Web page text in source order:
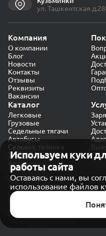
Используем куки
работы сайта
Оставаясь с нами, вы
использование файлов
ул. Ташкентская д.28
Компания
О компании
Блог
Новости
Контакты
Отзывы
Реквизиты
Вакансии
Каталог
Легковые
Грузовые
Седельные тягачи
Автобусы
Сельхоз. техника
Экскаваторы
Автокраны
Политика
Обработка персональных
Согласие на обработку в
Карта сайта
© CARAKB 2026. Все права